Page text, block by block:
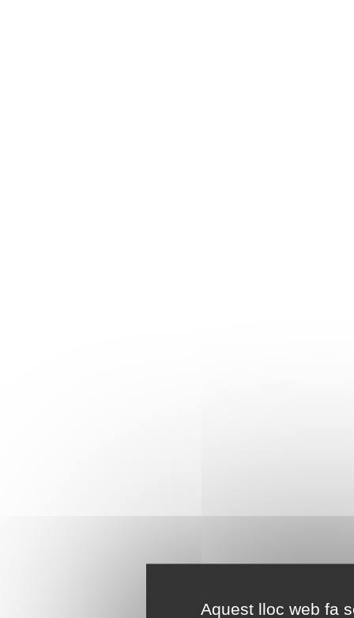
Aquest lloc web fa